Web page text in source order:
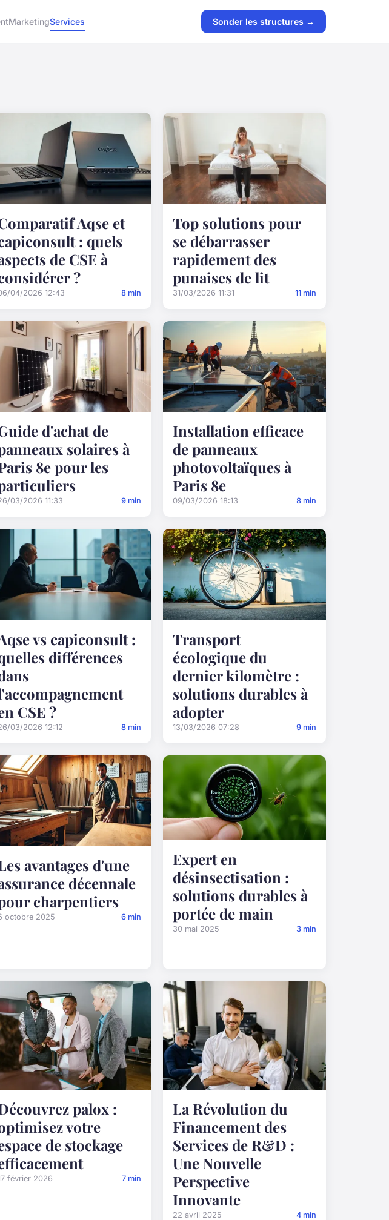
MarketingServices Sonder les structures →
Aqse et
: quels
de CSE à
?
04/2026 12:43 8 min
Top solutions pour
se débarrasser
rapidement des
punaises de lit
31/03/2026 11:31 11 min
d'achat de
solaires à
8e pour les
03/2026 11:33 9 min
Installation efficace
de panneaux
photovoltaïques à
Paris 8e
09/03/2026 18:13 8 min
vs capiconsult :
différences
CSE ?
03/2026 12:12 8 min
Transport
écologique du
dernier kilomètre :
solutions durables à
adopter
13/03/2026 07:28 9 min
avantages d'une
décennale
charpentiers
octobre 2025 6 min
Expert en
désinsectisation :
solutions durables à
portée de main
30 mai 2025 3 min
palox :
votre
de stockage
février 2026 7 min
La Révolution du
Financement des
Services de R&D :
Une Nouvelle
Perspective
Innovante
22 avril 2025 4 min